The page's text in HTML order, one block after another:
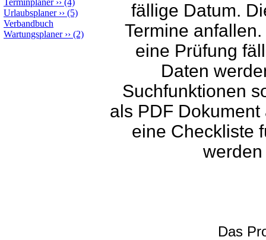
Terminplaner›› (4)
Urlaubsplaner›› (5)
Verbandbuch
Wartungsplaner›› (2)
fällige Datum.
Termine
eine Prüfung
Daten
Suchfunktionen
als PDF
eine Checkliste
werden
Das